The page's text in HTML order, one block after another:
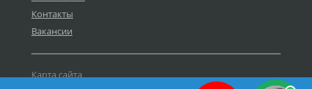
Контакты
Вакансии
Карта сайта